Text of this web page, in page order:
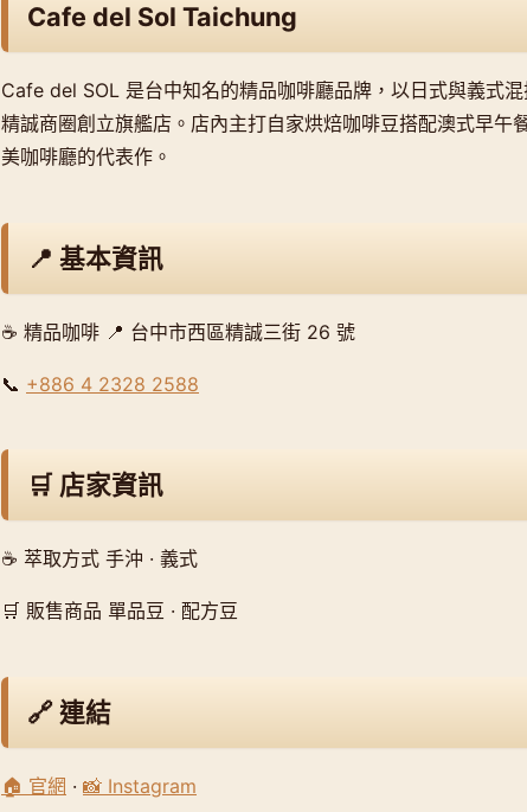
Cafe del Sol Taichung
Cafe del SOL 是台中知名的精品咖啡廳品牌，以日式與義式
精誠商圈創立旗艦店。店內主打自家烘焙咖啡豆搭配澳式早午
美咖啡廳的代表作。
📍 基本資訊
☕ 精品咖啡 📍 台中市西區精誠三街 26 號
📞 +886 4 2328 2588
🛒 店家資訊
☕ 萃取方式 手沖 · 義式
🛒 販售商品 單品豆 · 配方豆
🔗 連結
🏠 官網 · 📸 Instagram